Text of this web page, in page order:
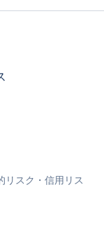
リスク・信用リス